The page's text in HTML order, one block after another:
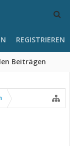
Beiträgen
REGISTRIEREN